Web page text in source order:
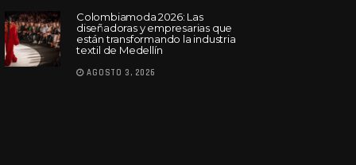
Colombiamoda 2026: Las
diseñadoras y empresarias que
están transformando la industria
textil de Medellín
AGOSTO 3, 2026